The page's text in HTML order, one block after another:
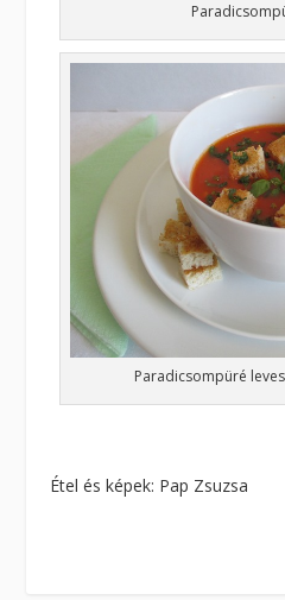
Paradicsompüré
Étel és képek: Pap Zsuzsa